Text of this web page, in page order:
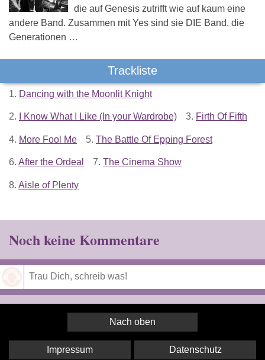
die auf Genesis zutrifft wie auf kaum eine
andere Band. Zusammen mit Yes sind sie DIE Band, die
Generationen …
Trackliste
1. Dancing with the Moonlit Knight
2. I Know What I Like (In your Wardrobe) 3. Firth Of Fifth
4. More Fool Me 5. The Battle Of Epping Forest
6. After the Ordeal 7. The Cinema Show
8. Aisle of Plenty
Noch keine Kommentare
Nach oben
Impressum Datenschutz